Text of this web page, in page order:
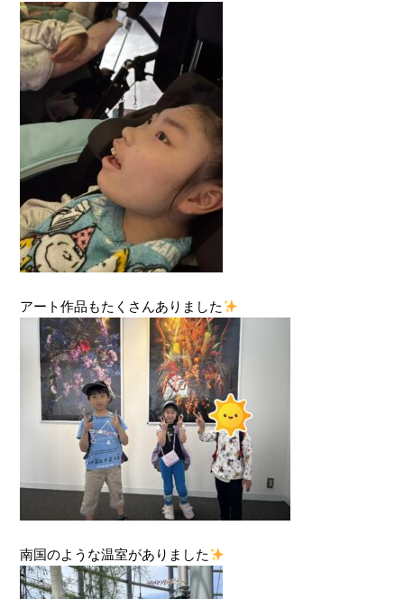
アート作品もたくさんありました
南国のような温室がありました